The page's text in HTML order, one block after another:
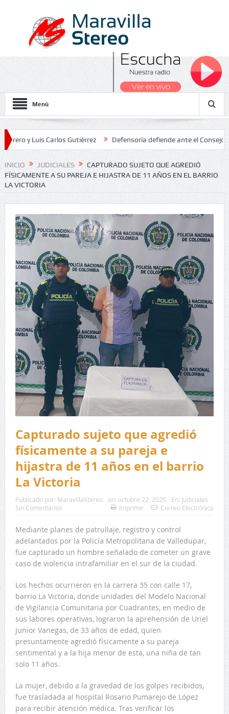
Menú
Carlos Gutiérrez Defensoría defiende ante el Consejo de
Nacionales 2026
INICIO JUDICIALES
CAPTURADO SUJETO QUE AGREDIÓ
FÍSICAMENTE A SU PAREJA E HIJASTRA DE 11 AÑOS EN EL BARRIO
LA VICTORIA
Capturado sujeto que agredió
físicamente a su pareja e
hijastra de 11 años en el barrio
La Victoria
Publicado por: MaravillaStereo on: octubre 22, 2025 En: Judiciales
Sin Comentarios
Imprimir Correo Electrónico
Mediante planes de patrullaje, registro y control
adelantados por la Policía Metropolitana de Valledupar,
fue capturado un hombre señalado de cometer un grave
caso de violencia intrafamiliar en el sur de la ciudad.
Los hechos ocurrieron en la carrera 35 con calle 17,
barrio La Victoria, donde unidades del Modelo Nacional
de Vigilancia Comunitaria por Cuadrantes, en medio de
sus labores operativas, lograron la aprehensión de Uriel
Junior Vanegas, de 33 años de edad, quien
presuntamente agredió físicamente a su pareja
sentimental y a la hija menor de esta, una niña de tan
solo 11 años.
La mujer, debido a la gravedad de los golpes recibidos,
fue trasladada al hospital Rosario Pumarejo de López
para recibir atención médica. Tras verificar los